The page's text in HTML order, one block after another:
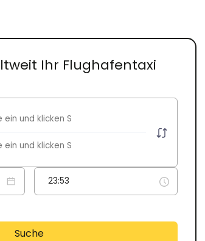
Ihr Flughafentaxi
Suche